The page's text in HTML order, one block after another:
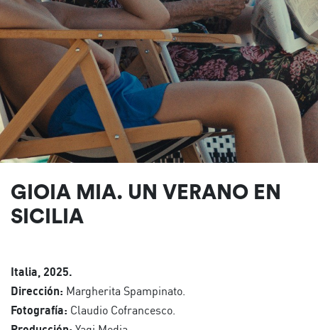
GIOIA MIA. UN VERANO EN
SICILIA
Italia, 2025.
Dirección: Margherita Spampinato.
Fotografía: Claudio Cofrancesco.